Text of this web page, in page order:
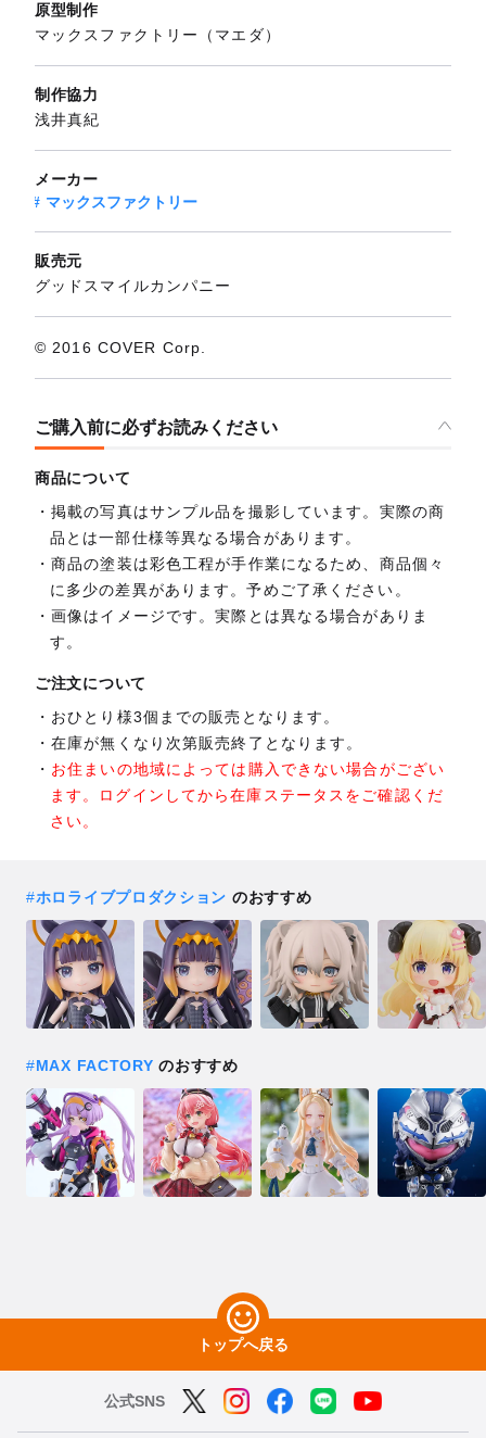
原型制作
マックスファクトリー（マエダ）
制作協力
浅井真紀
メーカー
マックスファクトリー
販売元
グッドスマイルカンパニー
© 2016 COVER Corp.
ご購入前に必ずお読みください
商品について
掲載の写真はサンプル品を撮影しています。実際の商
品とは一部仕様等異なる場合があります。
商品の塗装は彩色工程が手作業になるため、商品個々
に多少の差異があります。予めご了承ください。
画像はイメージです。実際とは異なる場合がありま
す。
ご注文について
おひとり様3個までの販売となります。
在庫が無くなり次第販売終了となります。
お住まいの地域によっては購入できない場合がござい
ます。ログインしてから在庫ステータスをご確認くだ
さい。
#ホロライブプロダクション のおすすめ
#MAX FACTORY のおすすめ
トップへ戻る
公式SNS